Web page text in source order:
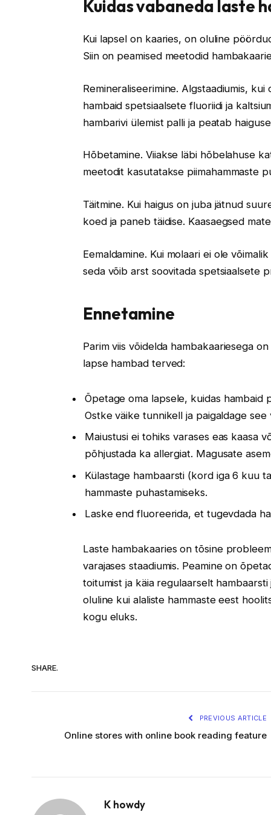
Kuidas vabaneda laste
Kui lapsel on kaaries, on oluline
Siin on peamised meetodid
Remineraliseerimine. Algstaadiumis,
hambaid spetsiaalsete fluoriidi ja
hambarivi ülemist palli ja peatab
Hõbetamine. Viiakse läbi hõbelahuse
meetodit kasutatakse piimahammaste
Täitmine. Kui haigus on juba jätnud
koed ja paneb täidise. Kaasaegsed
Eemaldamine. Kui molaari ei ole
seda võib arst soovitada spetsiaalsete
Ennetamine
Parim viis võidelda hambakaariesega
lapse hambad terved:
Õpetage oma lapsele, kuidas hambaid
Ostke väike tunnikell ja paigaldage
Maiustusi ei tohiks varases eas kaasa
põhjustada ka allergiat. Magusate
Külastage hambaarsti (kord iga 6 kuu
hammaste puhastamiseks.
Laske end fluoreerida, et tugevdada
Laste hambakaaries on tõsine
varajases staadiumis. Peamine on
toitumist ja käia regulaarselt
oluline kui alaliste hammaste eest
kogu eluks.
SHARE.
PREVIOUS ARTICLE
Online stores with online book reading feature
K howdy